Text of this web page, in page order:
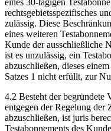
eines 30-tägigen
rechtsgebietsspezifisches
zulässig. Diese
eines weiteren
Kunde der ausschließliche
ist es unzulässig, ein
abzuschließen, dieses
Satzes 1 nicht erfüllt, zur
4.2 Besteht der begründete
entgegen der Regelung der
abzuschließen, ist juris
Testabonnements des